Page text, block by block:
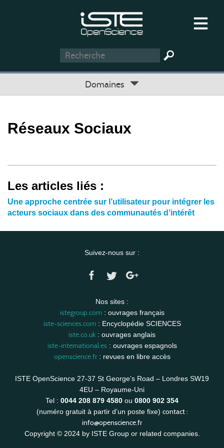
Domaines
Réseaux Sociaux
Les articles liés :
Une approche centrée sur l’utilisateur pour intégrer les
acteurs sociaux dans des communautés d’intérêt
Suivez-nous sur :
Nos sites :
istegroup.com: ouvrages français
iste-sciences.com: Encyclopédie SCIENCES
iste.co.uk : ouvrages anglais
iste-international.es: ouvrages espagnols
openscience.fr: revues en libre accès
ISTE OpenScience 27-37 St George’s Road – Londres SW19
4EU – Royaume-Uni
Tel : 0044 208 879 4580 ou 0800 902 354
(numéro gratuit à partir d’un poste fixe) contact :
info@openscience.fr
Copyright © 2024 by ISTE Group or related companies.